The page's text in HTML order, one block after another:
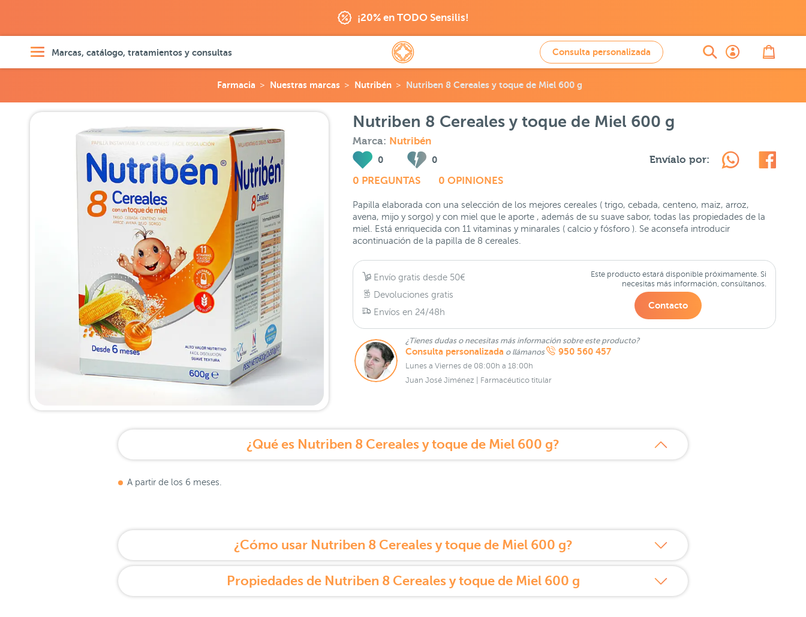
¡20% en TODO Sensilis!
Marcas, catálogo, tratamientos y consultas Consulta personalizada
Farmacia Nuestras marcas Nutribén Nutriben 8 Cereales y toque de Miel 600 g
Nutriben 8 Cereales y toque de Miel 600 g
Marca: Nutribén
0 0
0 PREGUNTAS 0 OPINIONES
Envíalo por:
Papilla elaborada con una selección de los mejores cereales ( trigo, cebada, centeno, maiz, arroz,
avena, mijo y sorgo) y con miel que le aporte , además de su suave sabor, todas las propiedades de la
miel. Está enriquecida con 11 vitaminas y minarales ( calcio y fósforo ). Se aconsefa introducir
acontinuación de la papilla de 8 cereales.
Envío gratis desde 50€
Devoluciones gratis
Envíos en 24/48h
Este producto estará disponible próximamente. Si
necesitas más información, consúltanos.
Contacto
¿Tienes dudas o necesitas más información sobre este producto?
Consulta personalizada o llámanos 950 560 457
Lunes a Viernes de 08:00h a 18:00h
Juan José Jiménez | Farmacéutico titular
¿Qué es Nutriben 8 Cereales y toque de Miel 600 g?
A partir de los 6 meses.
¿Cómo usar Nutriben 8 Cereales y toque de Miel 600 g?
Propiedades de Nutriben 8 Cereales y toque de Miel 600 g